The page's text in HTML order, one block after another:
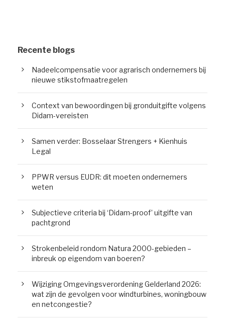
Recente blogs
Nadeelcompensatie voor agrarisch ondernemers bij
nieuwe stikstofmaatregelen
Context van bewoordingen bij gronduitgifte volgens
Didam-vereisten
Samen verder: Bosselaar Strengers + Kienhuis
Legal
PPWR versus EUDR: dit moeten ondernemers
weten
Subjectieve criteria bij ‘Didam-proof’ uitgifte van
pachtgrond
Strokenbeleid rondom Natura 2000-gebieden –
inbreuk op eigendom van boeren?
Wijziging Omgevingsverordening Gelderland 2026:
wat zijn de gevolgen voor windturbines, woningbouw
en netcongestie?